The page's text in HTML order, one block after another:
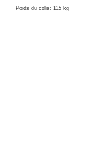
Poids du colis: 115 kg